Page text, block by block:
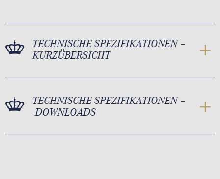
TECHNISCHE SPEZIFIKATIONEN –
KURZÜBERSICHT
TECHNISCHE SPEZIFIKATIONEN –
DOWNLOADS